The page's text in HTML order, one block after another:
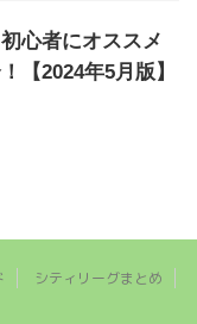
心者にオススメ
【2024年5月版】
シティリーグまとめ